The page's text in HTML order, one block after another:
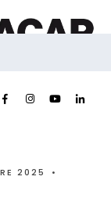
2025
•